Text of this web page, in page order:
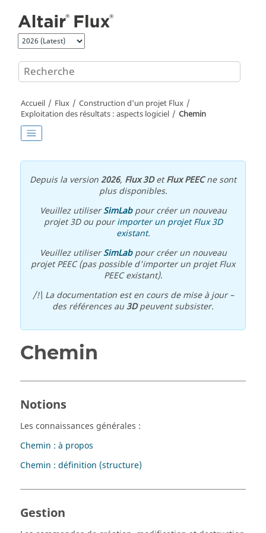
Accueil Flux
Construction d'un projet Flux
Exploitation des résultats : aspects logiciel
Chemin
Depuis la version2026, Flux 3DetFlux PEECne sont
plus disponibles.
Veuillez utiliserSimLabpour créer un nouveau
projet 3D ou pourimporter un projet Flux 3D
existant.
Veuillez utiliserSimLabpour créer un nouveau
projet PEEC (pas possible d'importer un projet Flux
PEEC existant).
/!\ La documentation est en cours de mise à jour –
des références au3Dpeuvent subsister.
Chemin
Notions
Les connaissances générales :
Chemin : à propos
Chemin : définition (structure)
Gestion